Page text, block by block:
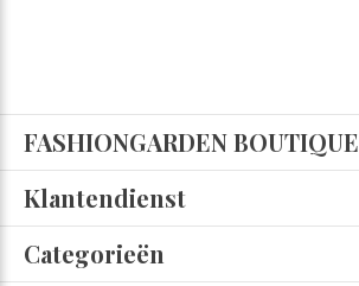
FASHIONGARDEN BOUTIQUE
Klantendienst
Categorieën